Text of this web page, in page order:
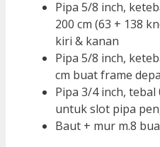
Pipa 5/8 inch,
200 cm (63 + 138
kiri & kanan
Pipa 5/8 inch,
cm buat frame
Pipa 3/4 inch, tebal
untuk slot pipa
Baut + mur m.8